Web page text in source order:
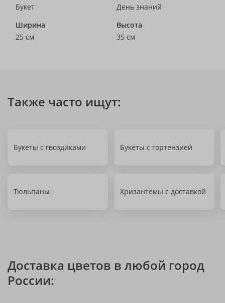
Букет
День знаний
Ширина
25 см
Высота
35 см
Также часто ищут:
Букеты с гвоздиками Букеты с гортензией
Тюльпаны Хризантемы с доставкой
Доставка цветов в любой город
России: